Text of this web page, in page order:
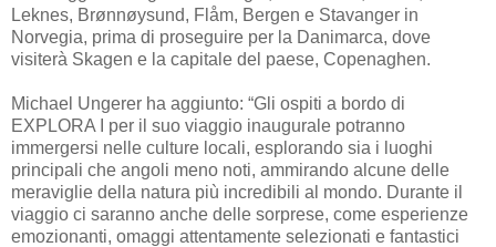
Leknes, Brønnøysund, Flåm, Bergen e Stavanger in
Norvegia, prima di proseguire per la Danimarca, dove
visiterà Skagen e la capitale del paese, Copenaghen.
Michael Ungerer ha aggiunto: “Gli ospiti a bordo di
EXPLORA I per il suo viaggio inaugurale potranno
immergersi nelle culture locali, esplorando sia i luoghi
principali che angoli meno noti, ammirando alcune delle
meraviglie della natura più incredibili al mondo. Durante il
viaggio ci saranno anche delle sorprese, come esperienze
emozionanti, omaggi attentamente selezionati e fantastici